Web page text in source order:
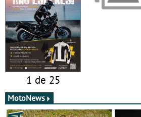
1 de 25
MotoNews